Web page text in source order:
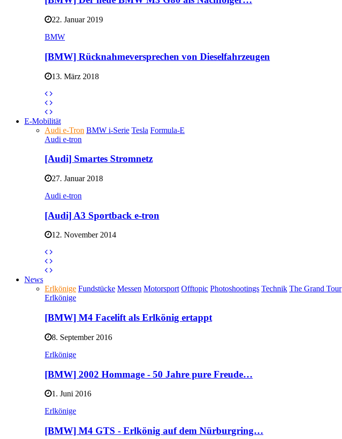
22. Januar 2019
BMW
[BMW] Rücknahmeversprechen von Dieselfahrzeugen
13. März 2018
E-Mobilität
Audi e-Tron BMW i-Serie Tesla Formula-E
Audi e-tron
[Audi] Smartes Stromnetz
27. Januar 2018
Audi e-tron
[Audi] A3 Sportback e-tron
12. November 2014
News
Erlkönige Fundstücke Messen Motorsport Offtopic Photoshootings Technik The Grand Tour
Erlkönige
[BMW] M4 Facelift als Erlkönig ertappt
8. September 2016
Erlkönige
[BMW] 2002 Hommage - 50 Jahre pure Freude…
1. Juni 2016
Erlkönige
[BMW] M4 GTS - Erlkönig auf dem Nürburgring…